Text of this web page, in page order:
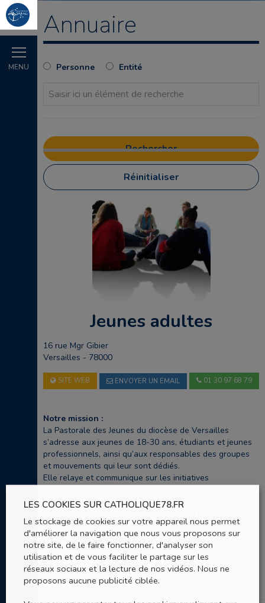
MENU
Annuaire
Personne Entité
Réinitialiser
Jeunes adultes
16 rue Mgr Gibier
Versailles - 78000
SITE WEB ENVOYER UN EMAIL 01 30 97 68 79
Notre mission :
La Pastorale des Jeunes du diocèse de Versailles
s’adresse aux jeunes de 18-30 ans, étudiants et jeunes
professionnels, ainsi qu’aux responsables des groupes
et mouvements qui leur sont dédiés.
Elle relaye et communique sur les initiatives
propose et organise de grands événements.
Elle maintient un lien avec les jeunes en mission dans le
monde et soutient des projets missionnaires de jeunes
du diocèse.
Permanence :
Lundi, mardi et jeudi de 9h à 17h - Mercredi de 9h à 12h
LES COOKIES SUR CATHOLIQUE78.FR
Le stockage de cookies sur votre appareil nous permet
d'améliorer la navigation que nous vous proposons sur
notre site, de le faire fonctionner, d'analyser son
utilisation et de vous faciliter le partage sur les
réseaux sociaux et la lecture de nos vidéos. Nous ne
proposons aucune publicité ciblée.